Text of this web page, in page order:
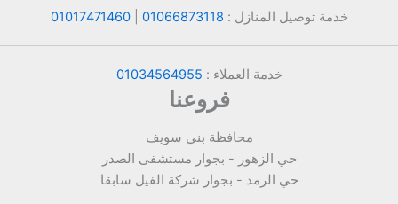
خدمة توصيل المنازل : 01066873118
|
01017471460
خدمة العملاء : 01034564955
فروعنا
محافظة بني سويف
حي الزهور - بجوار مستشفى الصدر
حي الرمد - بجوار شركة الفيل سابقا